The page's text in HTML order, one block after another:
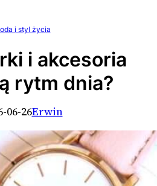
i styl życia
i akcesoria
rytm dnia?
06-26Erwin